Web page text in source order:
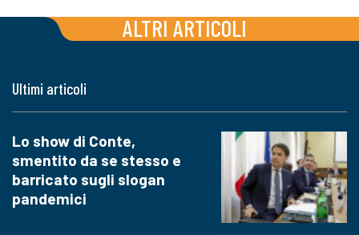
ALTRI ARTICOLI
Ultimi articoli
Lo show di Conte,
smentito da se stesso e
barricato sugli slogan
pandemici